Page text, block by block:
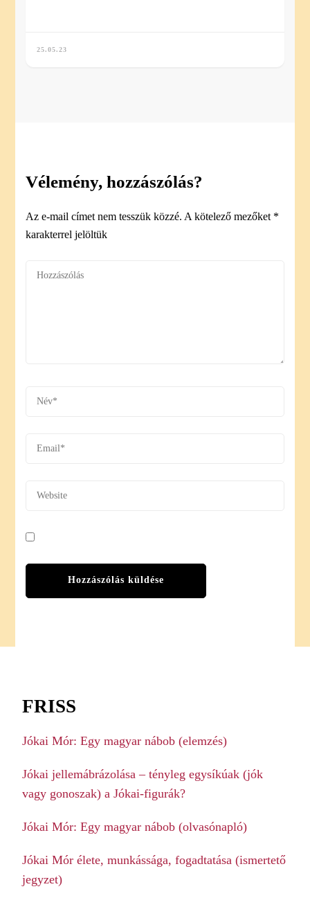
25.05.23
Vélemény, hozzászólás?
Az e-mail címet nem tesszük közzé. A kötelező mezőket *
karakterrel jelöltük
FRISS
Jókai Mór: Egy magyar nábob (elemzés)
Jókai jellemábrázolása – tényleg egysíkúak (jók
vagy gonoszak) a Jókai-figurák?
Jókai Mór: Egy magyar nábob (olvasónapló)
Jókai Mór élete, munkássága, fogadtatása (ismertető
jegyzet)